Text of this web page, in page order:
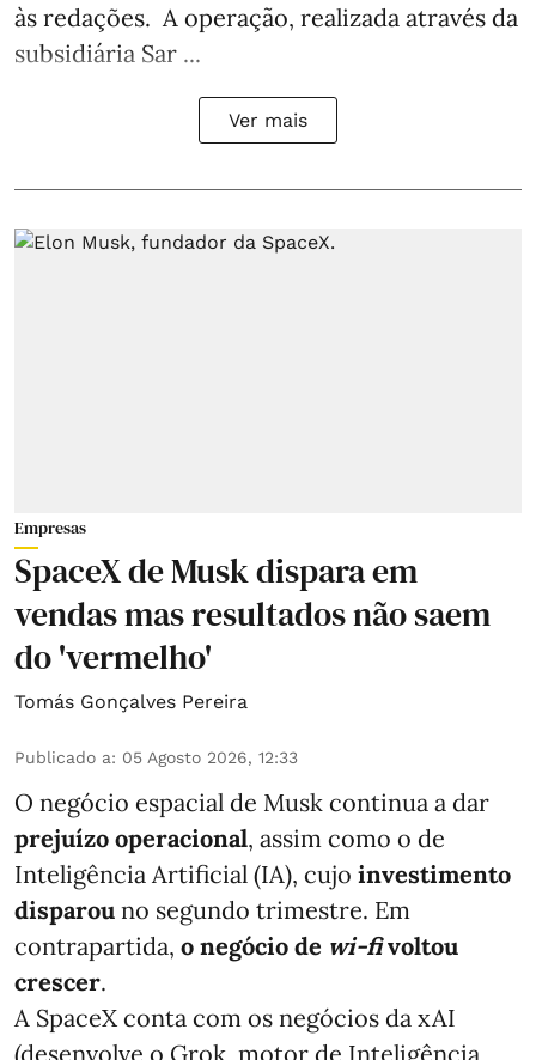
às redações. A operação, realizada através da
subsidiária Sar ...
Ver mais
Empresas
SpaceX de Musk dispara em
vendas mas resultados não saem
do 'vermelho'
Tomás Gonçalves Pereira
Publicado a: 05 Agosto 2026, 12:33
O negócio espacial de Musk continua a dar
prejuízo operacional, assim como o de
Inteligência Artificial (IA), cujo investimento
disparou no segundo trimestre. Em
contrapartida, o negócio de wi-fivoltou
crescer.
A SpaceX conta com os negócios da xAI
(desenvolve o Grok, motor de Inteligência